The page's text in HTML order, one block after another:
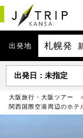
出発地 札幌発
出発日：未指定
大阪旅行・大阪ツアー
関西国際空港周辺のホテ